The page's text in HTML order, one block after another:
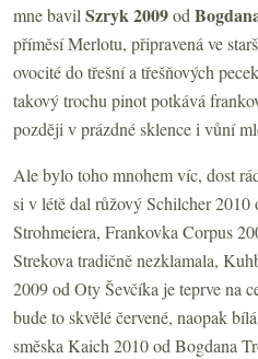
mne bavil Szryk 2009od
příměsí Merlotu, připravená ve
ovocité do třešní a třešňových
takový trochu pinot potkává
později v prázdné sklence i vůní
Ale bylo toho mnohem víc, dost
si v létě dal růžový Schilcher 2010
Strohmeiera, Frankovka Corpus
Strekova tradičně nezklamala,
2009 od Oty Ševčíka je teprve na
bude to skvělé červené, naopak bílá
směska Kaich 2010 od Bogdana